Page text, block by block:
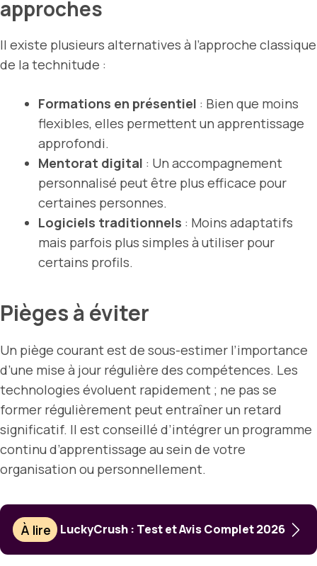
approches
Il existe plusieurs alternatives à l’approche classique
de la technitude :
Formations en présentiel : Bien que moins
flexibles, elles permettent un apprentissage
approfondi.
Mentorat digital : Un accompagnement
personnalisé peut être plus efficace pour
certaines personnes.
Logiciels traditionnels : Moins adaptatifs
mais parfois plus simples à utiliser pour
certains profils.
Pièges à éviter
Un piège courant est de sous-estimer l’importance
d’une mise à jour régulière des compétences. Les
technologies évoluent rapidement ; ne pas se
former régulièrement peut entraîner un retard
significatif. Il est conseillé d’intégrer un programme
continu d’apprentissage au sein de votre
organisation ou personnellement.
À lire LuckyCrush : Test et Avis Complet 2026